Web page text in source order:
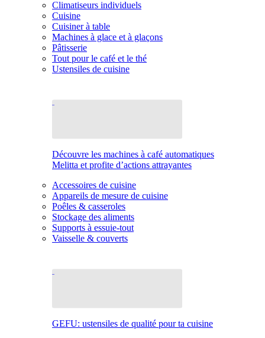
Climatiseurs individuels
Cuisine
Cuisiner à table
Machines à glace et à glaçons
Pâtisserie
Tout pour le café et le thé
Ustensiles de cuisine
Découvre les machines à café automatiques
Melitta et profite d’actions attrayantes
Accessoires de cuisine
Appareils de mesure de cuisine
Poêles & casseroles
Stockage des aliments
Supports à essuie-tout
Vaisselle & couverts
GEFU: ustensiles de qualité pour ta cuisine